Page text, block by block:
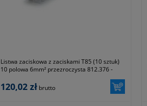
Listwa zaciskowa z zaciskami T85 (10 sztuk)
10 polowa 6mm² przezroczysta 812.376 -
120,02 zł brutto